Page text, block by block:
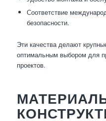
Соответствие
безопасности.
Эти качества делают
оптимальным выбором для
проектов.